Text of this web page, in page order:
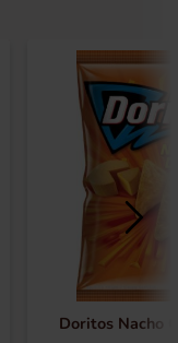
Doritos Nacho